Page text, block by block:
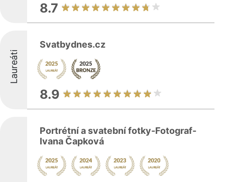
8.7
Laureáti
Svatbydnes.cz
8.9
Portrétní a svatební fotky-Fotograf-
Ivana Čapková